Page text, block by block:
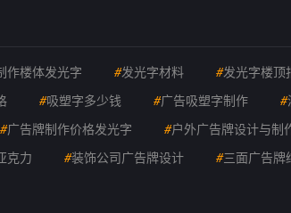
作楼体发光字 #发光字材料 #发光字楼顶
#吸塑字多少钱 #广告吸塑字制作 #
#广告牌制作价格发光字 #户外广告牌设计与制
克力 #装饰公司广告牌设计 #三面广告牌